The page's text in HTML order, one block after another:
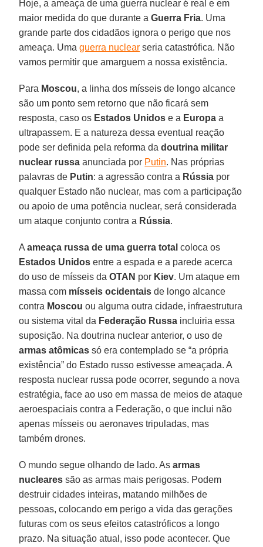
Hoje, a ameaça de uma guerra nuclear é real e em
maior medida do que durante aGuerra Fria. Uma
grande parte dos cidadãos ignora o perigo que nos
ameaça. Umaguerra nuclear seria catastrófica. Não
vamos permitir que amarguem a nossa existência.
Para Moscou, a linha dos mísseis de longo alcance
são um ponto sem retorno que não ficará sem
resposta, caso os Estados Unidos e a Europa a
ultrapassem. E a natureza dessa eventual reação
pode ser definida pela reforma dadoutrina militar
nuclear russa anunciada por Putin. Nas próprias
palavras de Putin: a agressão contra a Rússia por
qualquer Estado não nuclear, mas com a participação
ou apoio de uma potência nuclear, será considerada
um ataque conjunto contra a Rússia.
Aameaça russa de uma guerra total coloca os
Estados Unidos entre a espada e a parede acerca
do uso de mísseis daOTAN por Kiev. Um ataque em
massa com mísseis ocidentais de longo alcance
contra Moscou ou alguma outra cidade, infraestrutura
ou sistema vital da Federação Russa incluiria essa
suposição. Na doutrina nuclear anterior, o uso de
armas atômicas só era contemplado se “a própria
existência” do Estado russo estivesse ameaçada. A
resposta nuclear russa pode ocorrer, segundo a nova
estratégia, face ao uso em massa de meios de ataque
aeroespaciais contra a Federação, o que inclui não
apenas mísseis ou aeronaves tripuladas, mas
também drones.
O mundo segue olhando de lado. Asarmas
nucleares são as armas mais perigosas. Podem
destruir cidades inteiras, matando milhões de
pessoas, colocando em perigo a vida das gerações
futuras com os seus efeitos catastróficos a longo
prazo. Na situação atual, isso pode acontecer. Que